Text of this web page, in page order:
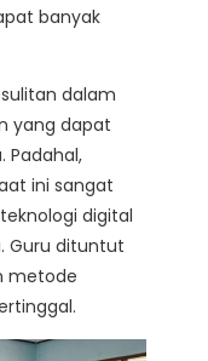
banyak
dalam
yang dapat
Padahal,
ini sangat
digital
Guru dituntut
metode